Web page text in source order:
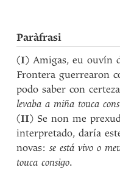
Paràfrasi
(I) Amigas, eu ouvín
Frontera guerrearon
podo saber con
levaba a miña touca
(II) Se non me
interpretado, daría
novas:se está vivo o
touca consigo.